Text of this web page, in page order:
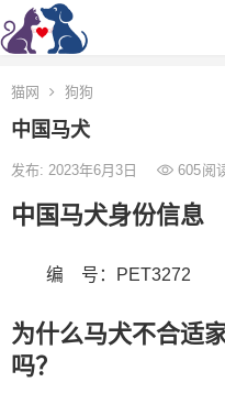
猫网 狗狗
中国马犬
发布: 2023年6月3日 605阅
中国马犬身份信息
编 号：PET3272
为什么马犬不合适
吗？